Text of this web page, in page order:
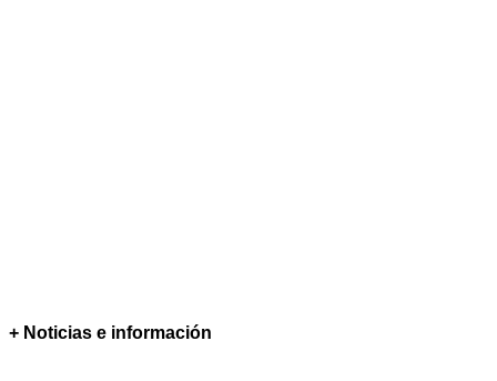
+ Noticias e información